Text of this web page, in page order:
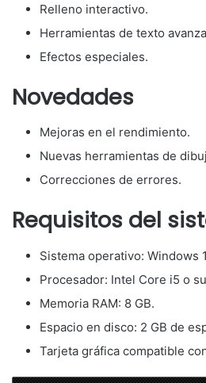
Relleno interactivo.
Herramientas de texto
Efectos especiales.
Novedades
Mejoras en el rendimiento.
Nuevas herramientas de
Correcciones de errores.
Requisitos del
Sistema operativo: Windows
Procesador: Intel Core i5 o
Memoria RAM: 8 GB.
Espacio en disco: 2 GB de
Tarjeta gráfica compatible